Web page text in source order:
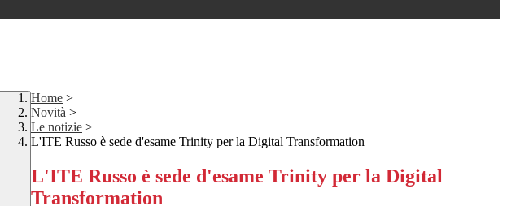
Home >
Novità >
Le notizie >
L'ITE Russo è sede d'esame Trinity per la Digital Transformation
L'ITE Russo è sede d'esame Trinity per la Digital
Transformation